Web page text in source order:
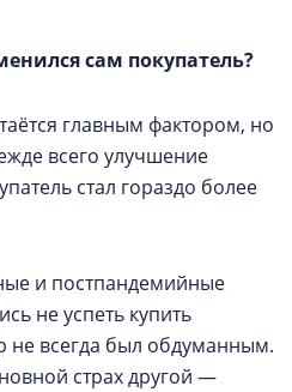
сам покупатель?
главным фактором, но
всего улучшение
стал гораздо более
и постпандемийные
не успеть купить
не всегда был обдуманным.
страх другой —